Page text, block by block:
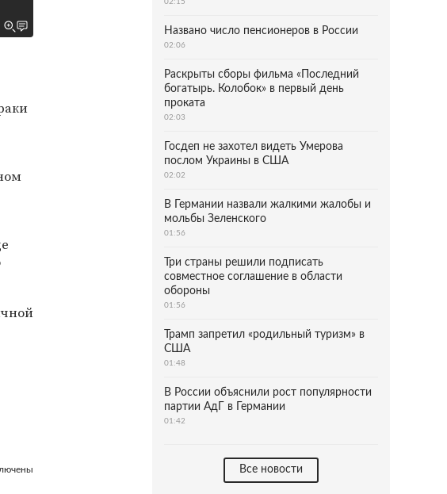
02:15
Названо число пенсионеров в России
02:06
Раскрыты сборы фильма «Последний
богатырь. Колобок» в первый день
проката
02:03
Госдеп не захотел видеть Умерова
послом Украины в США
02:02
В Германии назвали жалкими жалобы и
мольбы Зеленского
01:56
Три страны решили подписать
совместное соглашение в области
обороны
01:56
Трамп запретил «родильный туризм» в
США
01:48
В России объяснили рост популярности
партии АдГ в Германии
01:42
Все новости